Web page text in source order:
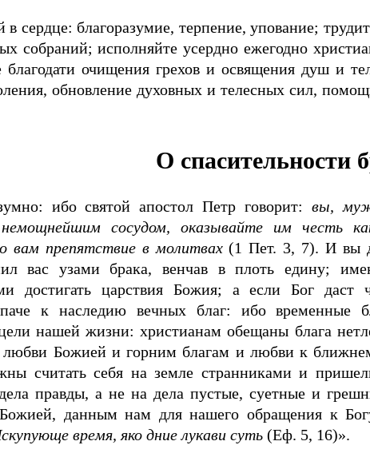
сердце: благоразумие, терпение, упование;
собраний; исполняйте усердно ежегодно
благодати очищения грехов и освящения душ и
обновление духовных и телесных сил,
О спасительности
ибо святой апостол Петр говорит:вы,
сосудом, оказывайте им честь
вам препятствие в молитвах(1 Пет. 3, 7). И вы
вас узами брака, венчав в плоть едину;
достигать царствия Божия; а если Бог
к наследию вечных благ: ибо временные
нашей жизни: христианам обещаны блага
любви Божией и горним благам и любви к
считать себя на земле странниками и
правды, а не на дела пустые, суетные и
данным нам для нашего обращения к
время, яко дние лукави суть (Еф. 5, 16)».